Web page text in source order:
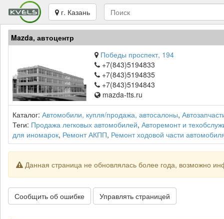
г. Казань
Mazda, автоцентр
Победы проспект, 194
+7(843)5194833
+7(843)5194835
+7(843)5194843
mazda-tts.ru
Каталог: Автомобили, купля/продажа, автосалоны,
Теги: Продажа легковых автомобилей, Авторемонт и
для иномарок, Ремонт АКПП, Ремонт ходовой части
Данная страница не обновлялась более года, возможно
Сообщить об ошибке Управлять страницей